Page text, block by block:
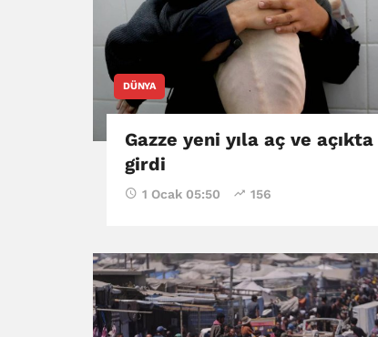
DÜNYA
Gazze yeni yıla aç ve açıkta
girdi
1 Ocak 05:50 156